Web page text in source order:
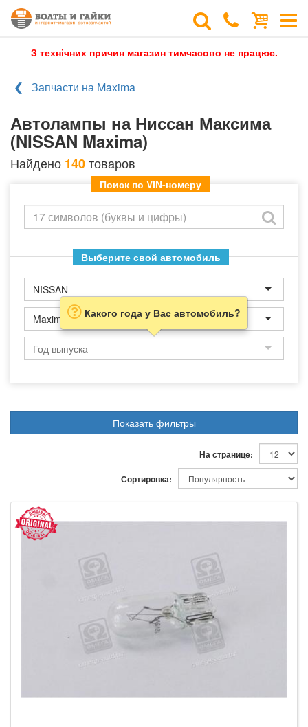
З технічних причин магазин тимчасово не працює.
Запчасти на Maxima
Автолампы на Ниссан Максима
(NISSAN Maxima)
Найдено 140товаров
Поиск по VIN-номеру
Выберите свой автомобиль
NISSAN
Maxima Какого года у Вас автомобиль?
Показать фильтры
На странице:
Сортировка: